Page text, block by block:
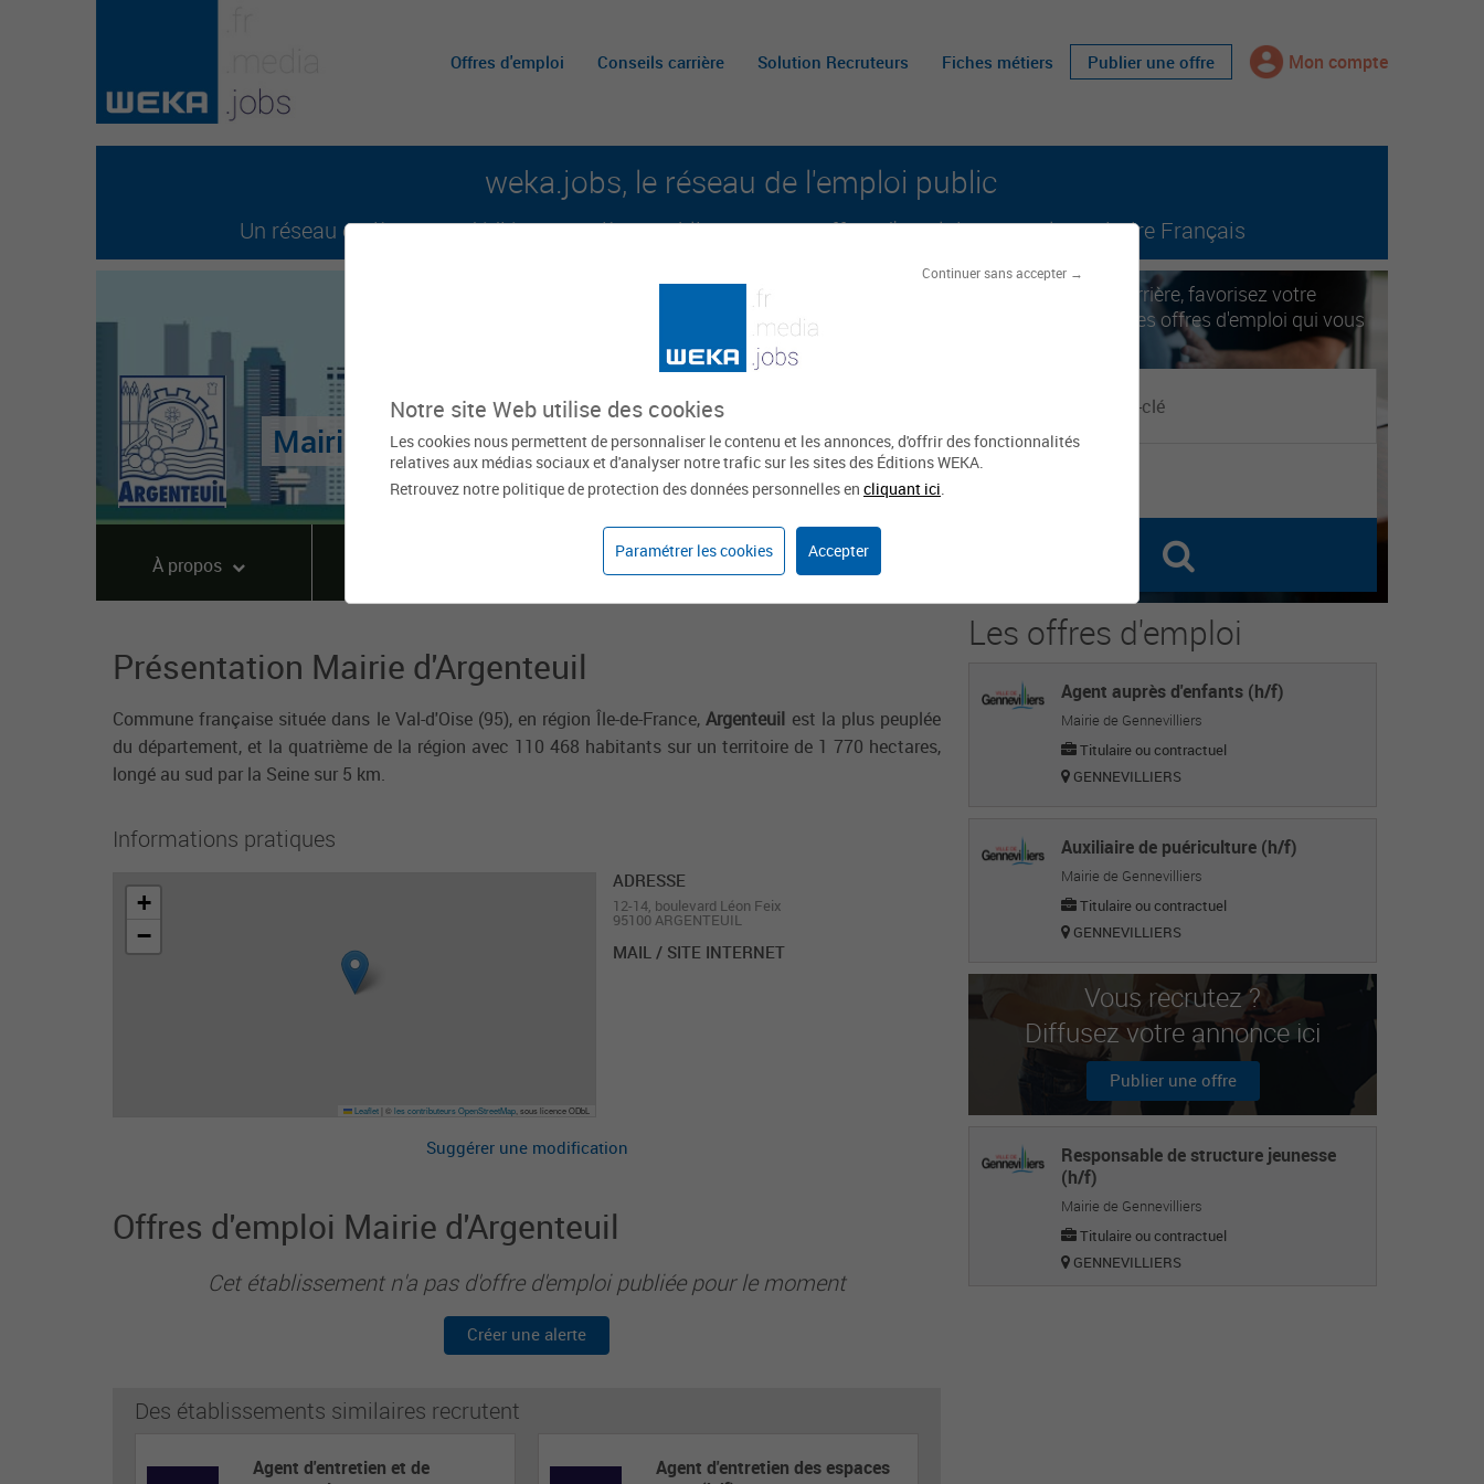
Continuer sans accepter →
Notre site Web utilise des cookies
Les cookies nous permettent de personnaliser le contenu et les annonces, d'offrir des fonctionnalités
relatives aux médias sociaux et d'analyser notre trafic sur les sites des Éditions WEKA.
Retrouvez notre politique de protection des données personnelles en cliquant ici
Paramétrer les cookies Accepter
Offres d'emploi Conseils carrière Solution Recruteurs Fiches métiers Publier une offre Mon compte
weka.jobs, le réseau de l'emploi public
Un réseau entièrement dédié aux carrières publiques et aux offres d'emploi sur tout le territoire Français
Mairie d'Argenteuil
À propos 21
Agents sur weka.jobs
Présentation Mairie d'Argenteuil
Commune française située dans le Val-d'Oise (95), en région Île-de-France,Argenteuil est la plus peuplée
du département, et la quatrième de la région avec 110 468 habitants sur un territoire de 1 770 hectares,
longé au sud par la Seine sur 5 km.
Informations pratiques
+
−
Leaflet ©les contributeurs OpenStreetMap, sous licence ODbL
ADRESSE
12-14, boulevard Léon Feix
95100 ARGENTEUIL
MAIL / SITE INTERNET
Suggérer une modification
Offres d'emploi Mairie d'Argenteuil
Cet établissement n'a pas d'offre d'emploi publiée pour le moment
Créer une alerte
Des établissements similaires recrutent
Agent d'entretien et de
Agent d'entretien des espaces
Accélérez votre carrière, favorisez votre
mobilité. Trouvez les offres d'emploi qui vous
Les offres d'emploi
Agent auprès d'enfants (h/f)
Mairie de Gennevilliers
Titulaire ou contractuel
GENNEVILLIERS
Auxiliaire de puériculture (h/f)
Mairie de Gennevilliers
Titulaire ou contractuel
GENNEVILLIERS
Vous recrutez ?
Diffusez votre annonce ici
Publier une offre
Responsable de structure jeunesse
(h/f)
Mairie de Gennevilliers
Titulaire ou contractuel
GENNEVILLIERS